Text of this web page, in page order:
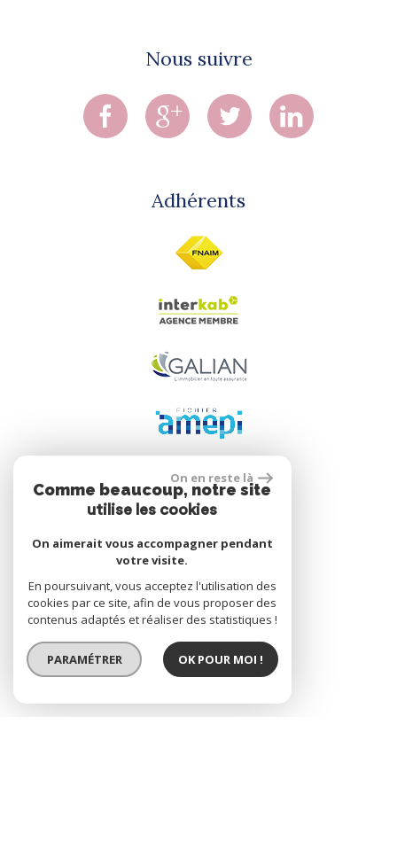
Nous suivre
Adhérents
Se connecter
Espace propriétaire
On en reste là
Comme beaucoup, notre site
utilise les cookies
On aimerait vous accompagner pendant
votre visite.
En poursuivant, vous acceptez l'utilisation des
cookies par ce site, afin de vous proposer des
contenus adaptés et réaliser des statistiques !
PARAMÉTRER OK POUR MOI !